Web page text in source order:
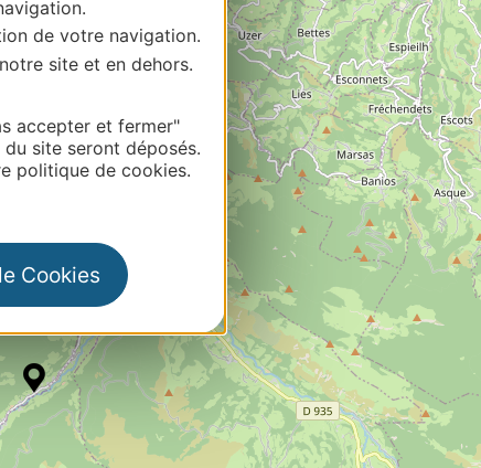
de votre navigation.
site et en dehors.
accepter et fermer"
site seront déposés.
politique de cookies.
Cookies